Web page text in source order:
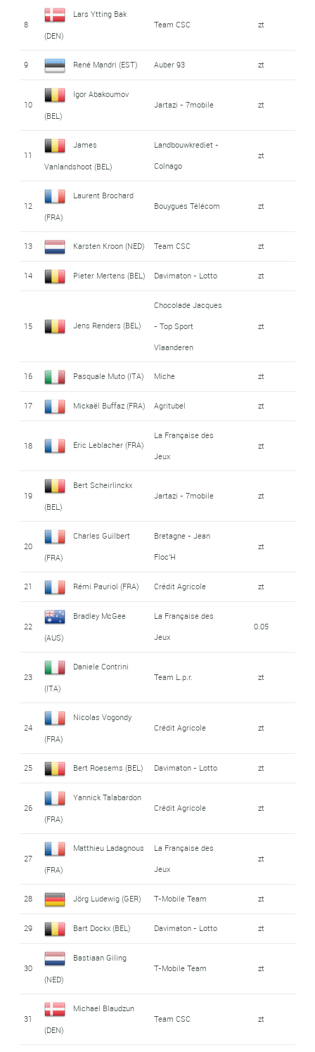
8
Lars Ytting Bak
(DEN)
Team CSC zt
9 René Mandri (EST) Auber 93 zt
10
Igor Abakoumov
(BEL)
Jartazi - 7mobile zt
11
James
Vanlandshoot (BEL)
Landbouwkrediet -
Colnago
zt
12
Laurent Brochard
(FRA)
Bouygues Télécom zt
13 Karsten Kroon (NED) Team CSC zt
14 Pieter Mertens (BEL) Davimaton - Lotto zt
15 Jens Renders (BEL)
Chocolade Jacques
- Top Sport
Vlaanderen
zt
16 Pasquale Muto (ITA) Miche zt
17 Mickaël Buffaz (FRA) Agritubel zt
18 Eric Leblacher (FRA)
La Française des
Jeux
zt
19
Bert Scheirlinckx
(BEL)
Jartazi - 7mobile zt
20
Charles Guilbert
(FRA)
Bretagne - Jean
Floc'H
zt
21 Rémi Pauriol (FRA) Crédit Agricole zt
22
Bradley McGee
(AUS)
La Française des
Jeux
0.05
23
Daniele Contrini
(ITA)
Team L.p.r. zt
24
Nicolas Vogondy
(FRA)
Crédit Agricole zt
25 Bert Roesems (BEL) Davimaton - Lotto zt
26
Yannick Talabardon
(FRA)
Crédit Agricole zt
27
Matthieu Ladagnous
(FRA)
La Française des
Jeux
zt
28 Jörg Ludewig (GER) T-Mobile Team zt
29 Bart Dockx (BEL) Davimaton - Lotto zt
30
Bastiaan Giling
(NED)
T-Mobile Team zt
31
Michael Blaudzun
(DEN)
Team CSC zt